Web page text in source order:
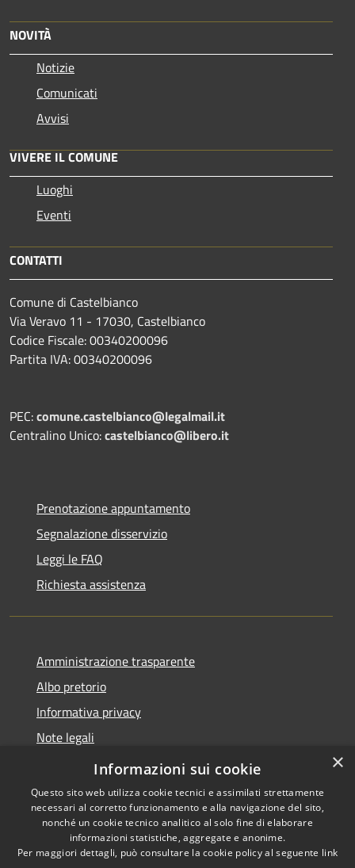
NOVITÀ
Notizie
Comunicati
Avvisi
VIVERE IL COMUNE
Luoghi
Eventi
CONTATTI
Comune di Castelbianco
Via Veravo 11 - 17030, Castelbianco
Codice Fiscale: 00340200096
Partita IVA: 00340200096
PEC:comune.castelbianco@legalmail.it
Centralino Unico:castelbianco@libero.it
Prenotazione appuntamento
Segnalazione disservizio
Leggi le FAQ
Richiesta assistenza
Amministrazione trasparente
Albo pretorio
Informativa privacy
Note legali
Dichiarazione di accessibilità
Accessibilità
Copyright © 2026 • Comune di
Castelbianco • Powered by
×
Informazioni sui cookie
Questo sito web utilizza cookie tecnici e assimilati strettamente
necessari al corretto funzionamento e alla navigazione del sito,
nonché un cookie tecnico analitico al solo fine di elaborare
informazioni statistiche, aggregate e anonime.
Per maggiori dettagli, può consultare la cookie policy al seguente link